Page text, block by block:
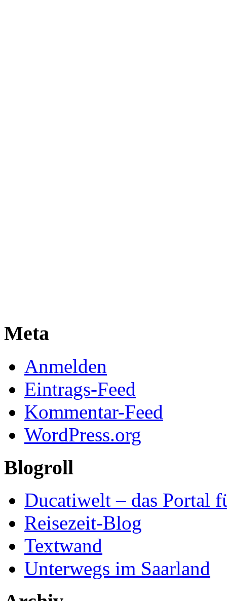
Meta
Anmelden
Eintrags-Feed
Kommentar-Feed
WordPress.org
Blogroll
Ducatiwelt – das Portal
Reisezeit-Blog
Textwand
Unterwegs im Saarland